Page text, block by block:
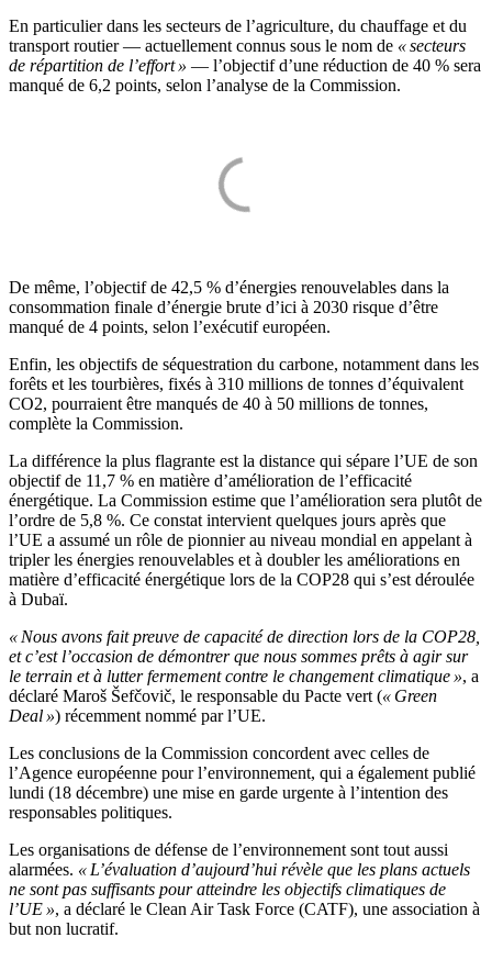
En particulier dans les secteurs de l’agriculture, du chauffage et du
transport routier — actuellement connus sous le nom de « secteurs
de répartition de l’effort » — l’objectif d’une réduction de 40 % sera
manqué de 6,2 points, selon l’analyse de la Commission.
De même, l’objectif de 42,5 % d’énergies renouvelables dans la
consommation finale d’énergie brute d’ici à 2030 risque d’être
manqué de 4 points, selon l’exécutif européen.
Enfin, les objectifs de séquestration du carbone, notamment dans les
forêts et les tourbières, fixés à 310 millions de tonnes d’équivalent
CO2, pourraient être manqués de 40 à 50 millions de tonnes,
complète la Commission.
La différence la plus flagrante est la distance qui sépare l’UE de son
objectif de 11,7 % en matière d’amélioration de l’efficacité
énergétique. La Commission estime que l’amélioration sera plutôt de
l’ordre de 5,8 %. Ce constat intervient quelques jours après que
l’UE a assumé un rôle de pionnier au niveau mondial en appelant à
tripler les énergies renouvelables et à doubler les améliorations en
matière d’efficacité énergétique lors de la COP28 qui s’est déroulée
à Dubaï.
« Nous avons fait preuve de capacité de direction lors de la COP28,
et c’est l’occasion de démontrer que nous sommes prêts à agir sur
le terrain et à lutter fermement contre le changement climatique », a
déclaré Maroš Šefčovič, le responsable du Pacte vert (« Green
Deal ») récemment nommé par l’UE.
Les conclusions de la Commission concordent avec celles de
l’Agence européenne pour l’environnement, qui a également publié
lundi (18 décembre) une mise en garde urgente à l’intention des
responsables politiques.
Les organisations de défense de l’environnement sont tout aussi
alarmées. « L’évaluation d’aujourd’hui révèle que les plans actuels
ne sont pas suffisants pour atteindre les objectifs climatiques de
l’UE », a déclaré le Clean Air Task Force (CATF), une association à
but non lucratif.